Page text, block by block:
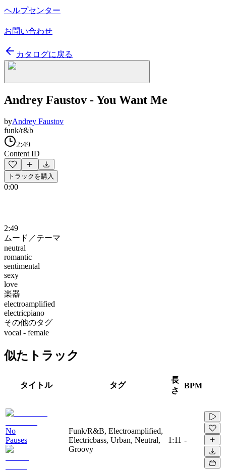
ヘルプセンター
お問い合わせ
カタログに戻る
Andrey Faustov - You Want Me
byAndrey Faustov
funk/r&b
2:49
Content ID
トラックを購入
0:00
2:49
ムード／テーマ
neutral
romantic
sentimental
sexy
love
楽器
electroamplified
electricpiano
その他のタグ
vocal - female
似たトラック
タイトル タグ
長
さ
BPM
No
Pauses
Funk/R&B, Electroamplified,
Electricbass, Urban, Neutral,
Groovy
1:11 -